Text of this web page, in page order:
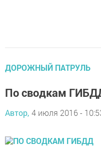
ДОРОЖНЫЙ ПАТРУЛЬ
По сводкам
Автор, 4 июля 2016 -